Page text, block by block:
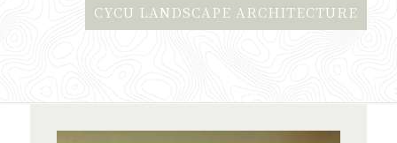
CYCU LANDSCAPE ARCHITECTURE